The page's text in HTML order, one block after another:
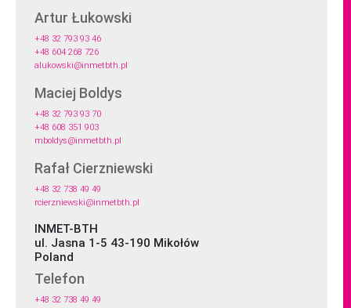
Artur Łukowski
+48 32 793 93 46
+48 604 268 726
alukowski@inmetbth.pl
Maciej Boldys
+48 32 793 93 70
+48 608 351 903
mboldys@inmetbth.pl
Rafał Cierzniewski
+48 32 738 49 49
rcierzniewski@inmetbth.pl
INMET-BTH
ul. Jasna 1-5 43-190 Mikołów
Poland
Telefon
+48 32 738 49 49